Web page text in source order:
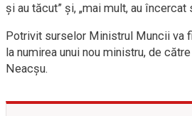
şi au tăcut” şi, „mai mult, au
Potrivit surselor Ministrul Muncii va
la numirea unui nou ministru, de
Neacșu.